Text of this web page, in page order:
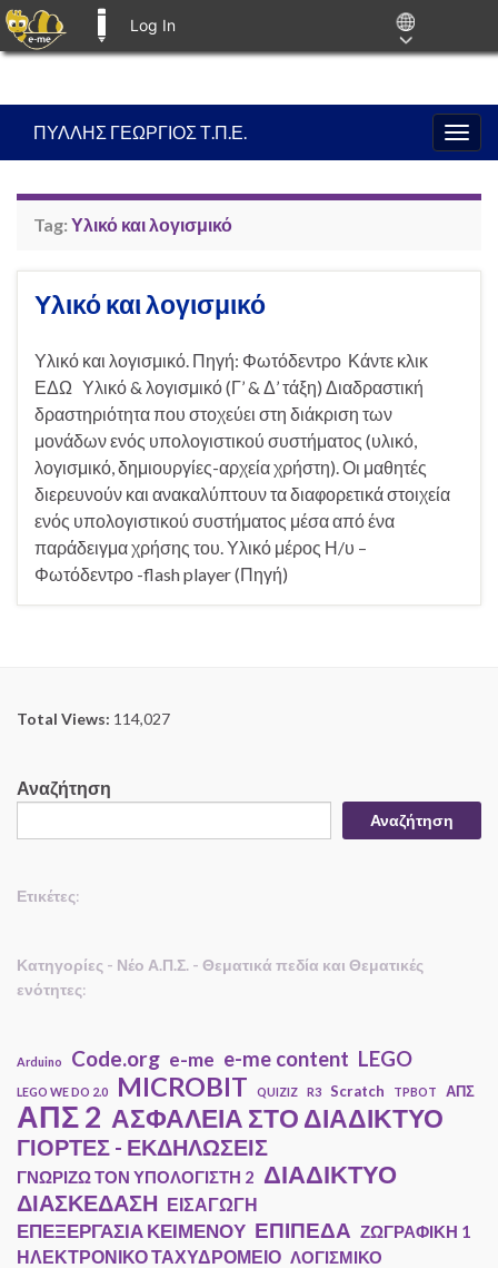
Log In
ΠΥΛΛΗΣ ΓΕΩΡΓΙΟΣ Τ.Π.Ε.
Tag: Υλικό και λογισμικό
Υλικό και λογισμικό
Υλικό και λογισμικό. Πηγή: Φωτόδεντρο Κάντε κλικ
ΕΔΩ Υλικό & λογισμικό (Γ’ & Δ’ τάξη) Διαδραστική
δραστηριότητα που στοχεύει στη διάκριση των
μονάδων ενός υπολογιστικού συστήματος (υλικό,
λογισμικό, δημιουργίες-αρχεία χρήστη). Οι μαθητές
διερευνούν και ανακαλύπτουν τα διαφορετικά στοιχεία
ενός υπολογιστικού συστήματος μέσα από ένα
παράδειγμα χρήσης του. Υλικό μέρος Η/υ –
Φωτόδεντρο -flash player (Πηγή)
Total Views: 114,027
Αναζήτηση
Αναζήτηση
Ετικέτες:
Κατηγορίες - Νέο Α.Π.Σ. - Θεματικά πεδία και Θεματικές
ενότητες:
Arduino Code.org e-me e-me content LEGO
LEGO WE DO 2.0 MICROBIT QUIZIZ R3 Scratch TPBOT ΑΠΣ
ΑΠΣ 2 ΑΣΦΑΛΕΙΑ ΣΤΟ ΔΙΑΔΙΚΤΥΟ
ΓΙΟΡΤΕΣ - ΕΚΔΗΛΩΣΕΙΣ
ΓΝΩΡΙΖΩ ΤΟΝ ΥΠΟΛΟΓΙΣΤΗ 2 ΔΙΑΔΙΚΤΥΟ
ΔΙΑΣΚΕΔΑΣΗ ΕΙΣΑΓΩΓΗ
ΕΠΕΞΕΡΓΑΣΙΑ ΚΕΙΜΕΝΟΥ ΕΠΙΠΕΔΑ ΖΩΓΡΑΦΙΚΗ 1
ΗΛΕΚΤΡΟΝΙΚΟ ΤΑΧΥΔΡΟΜΕΙΟ ΛΟΓΙΣΜΙΚΟ